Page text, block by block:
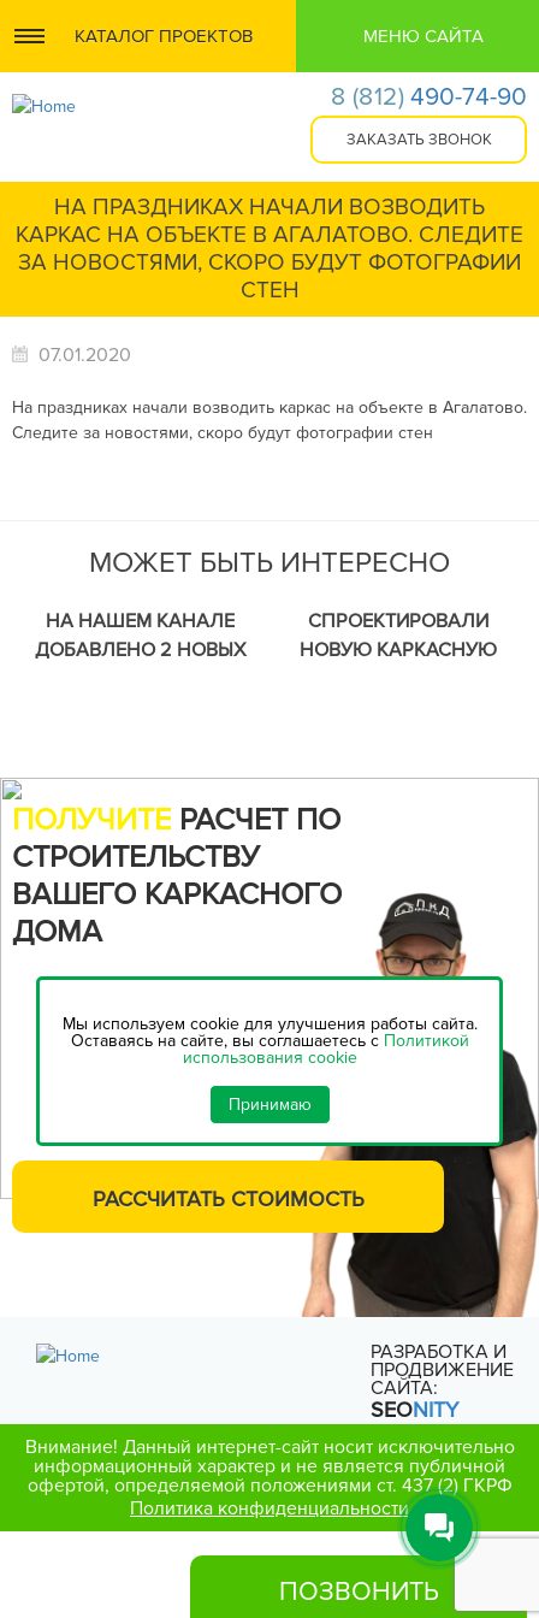
КАТАЛОГ ПРОЕКТОВ МЕНЮ САЙТА
8 (812) 490-74-90
НА ПРАЗДНИКАХ НАЧАЛИ ВОЗВОДИТЬ
КАРКАС НА ОБЪЕКТЕ В АГАЛАТОВО. СЛЕДИТЕ
ЗА НОВОСТЯМИ, СКОРО БУДУТ ФОТОГРАФИИ
СТЕН
07.01.2020
На праздниках начали возводить каркас на объекте в Агалатово.
Следите за новостями, скоро будут фотографии стен
МОЖЕТ БЫТЬ ИНТЕРЕСНО
НА НАШЕМ КАНАЛЕ
ДОБАВЛЕНО 2 НОВЫХ
СПРОЕКТИРОВАЛИ
НОВУЮ КАРКАСНУЮ
ПОЛУЧИТЕ РАСЧЕТ ПО
СТРОИТЕЛЬСТВУ
ВАШЕГО КАРКАСНОГО
ДОМА
Воспользуйтесь нашим
онлайн-калькулятором,
рассчитать стоимость
РАССЧИТАТЬ СТОИМОСТЬ
РАЗРАБОТКА И
ПРОДВИЖЕНИЕ
САЙТА:
SEONITY
Внимание! Данный интернет-сайт носит исключительно
информационный характер и не является публичной
офертой, определяемой положениями ст. 437 (2) ГКРФ
Политика конфиденциальности
ПОЗВОНИТЬ
Мы используем cookie для улучшения работы сайта.
Оставаясь на сайте, вы соглашаетесь с Политикой
использования cookie
Принимаю